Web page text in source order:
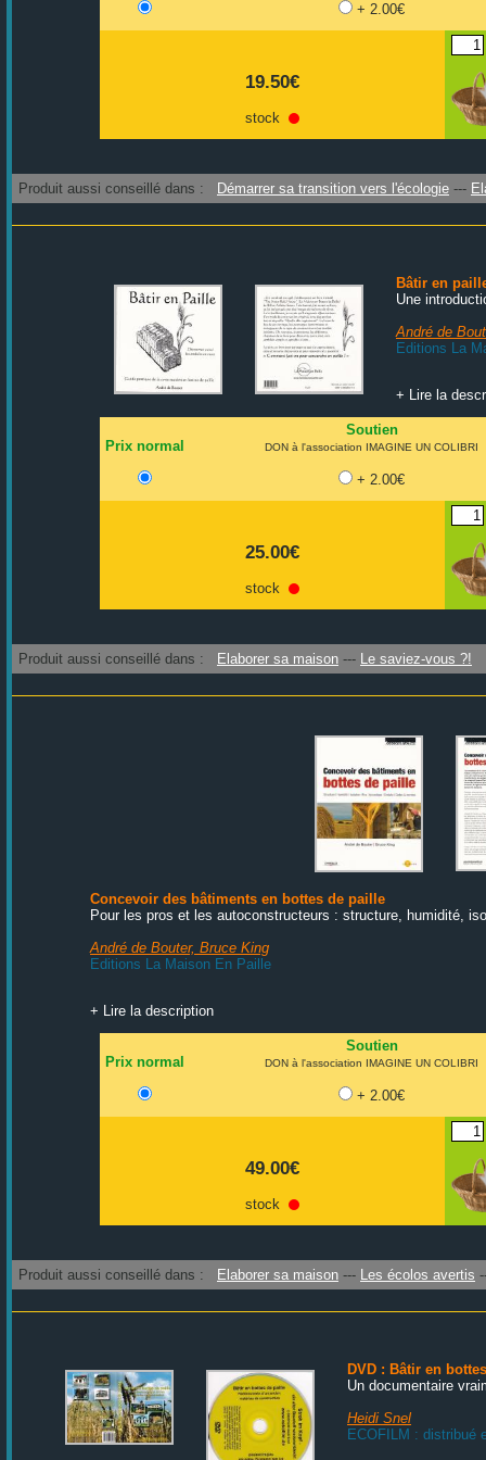
19.50€
stock
+ 2.00€
Produit aussi conseillé dans : Démarrer sa transition vers l'écologie
Bâtir en
Une
André de
Editions La
+ Lire la
25.00€
stock
Prix normal
Soutien
DON à l'association IMAGINE UN COLIBRI
+ 2.00€
Produit aussi conseillé dans : Elaborer sa maison Le saviez-vous ?!
Concevoir des bâtiments en bottes de paille
Pour les pros et les autoconstructeurs : structure, humidité,
André de Bouter, Bruce King
Editions La Maison En Paille
+ Lire la description
49.00€
stock
Prix normal
Soutien
DON à l'association IMAGINE UN COLIBRI
+ 2.00€
Produit aussi conseillé dans : Elaborer sa maison Les écolos avertis
DVD : Bâtir en
Un documentaire
Heidi Snel
ECOFILM : distribué